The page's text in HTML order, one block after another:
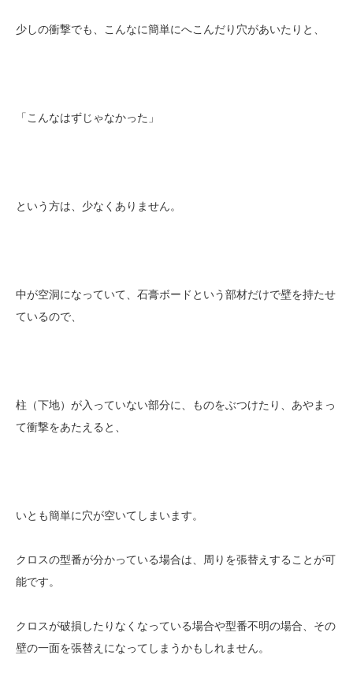
少しの衝撃でも、こんなに簡単にへこんだり穴があいたりと、
「こんなはずじゃなかった」
という方は、少なくありません。
中が空洞になっていて、石膏ボードという部材だけで壁を持たせ
ているので、
柱（下地）が入っていない部分に、ものをぶつけたり、あやまっ
て衝撃をあたえると、
いとも簡単に穴が空いてしまいます。
クロスの型番が分かっている場合は、周りを張替えすることが可
能です。
クロスが破損したりなくなっている場合や型番不明の場合、その
壁の一面を張替えになってしまうかもしれません。